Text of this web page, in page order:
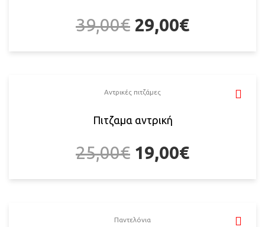
39,00€ 29,00€
Αντρικές πιτζάμες
Πιτζαμα αντρική
25,00€ 19,00€
Παντελόνια